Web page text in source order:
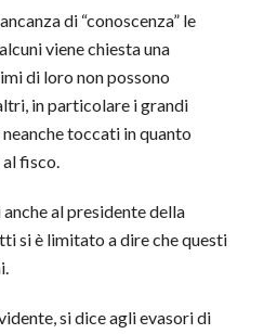
di “conoscenza” le
viene chiesta una
di loro non possono
in particolare i grandi
toccati in quanto
fisco.
al presidente della
si è limitato a dire che questi
si dice agli evasori di